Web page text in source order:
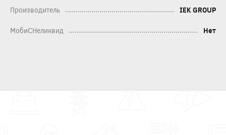
Производитель IEK GROUP
МобиСНеликвид Нет